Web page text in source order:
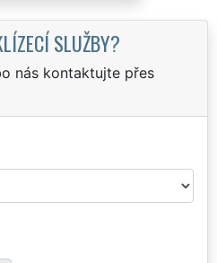
SLUŽBY?
nás kontaktujte přes